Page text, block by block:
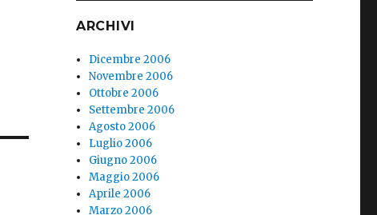
ARCHIVI
Dicembre 2006
Novembre 2006
Ottobre 2006
Settembre 2006
Agosto 2006
Luglio 2006
Giugno 2006
Maggio 2006
Aprile 2006
Marzo 2006